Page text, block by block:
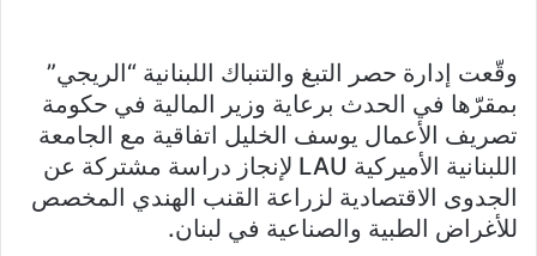
وقّعت إدارة حصر التبغ والتنباك اللبنانية “الريجي”
بمقرّها في الحدث برعاية وزير المالية في حكومة
تصريف الأعمال يوسف الخليل اتفاقية مع الجامعة
اللبنانية الأميركية LAU لإنجاز دراسة مشتركة عن
الجدوى الاقتصادية لزراعة القنب الهندي المخصص
للأغراض الطبية والصناعية في لبنان.